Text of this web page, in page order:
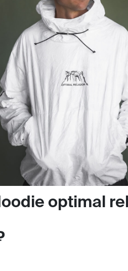
optimal